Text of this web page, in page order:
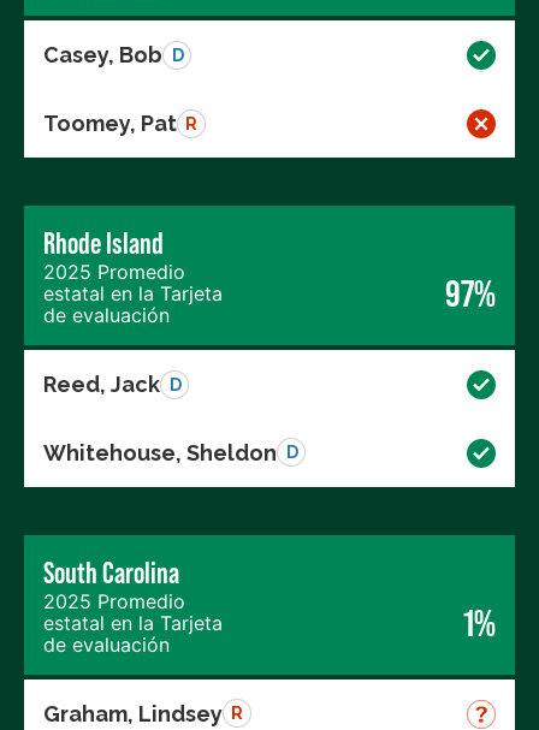
Casey, Bob D
Toomey, Pat R
Rhode Island
2025 Promedio
estatal en la Tarjeta
de evaluación
97%
Reed, Jack D
Whitehouse, Sheldon D
South Carolina
2025 Promedio
estatal en la Tarjeta
de evaluación
1%
Graham, Lindsey R